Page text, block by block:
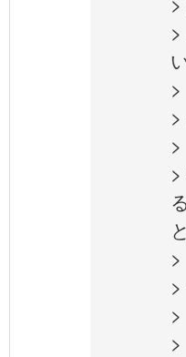
>
>
>
>